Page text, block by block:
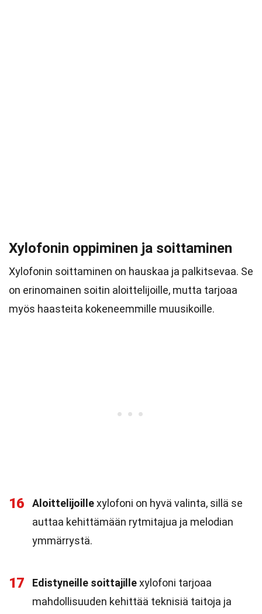
Xylofonin oppiminen ja soittaminen
Xylofonin soittaminen on hauskaa ja palkitsevaa. Se
on erinomainen soitin aloittelijoille, mutta tarjoaa
myös haasteita kokeneemmille muusikoille.
16 Aloittelijoillexylofoni on hyvä valinta, sillä se
auttaa kehittämään rytmitajua ja melodian
ymmärrystä.
17 Edistyneille soittajillexylofoni tarjoaa
mahdollisuuden kehittää teknisiä taitoja ja